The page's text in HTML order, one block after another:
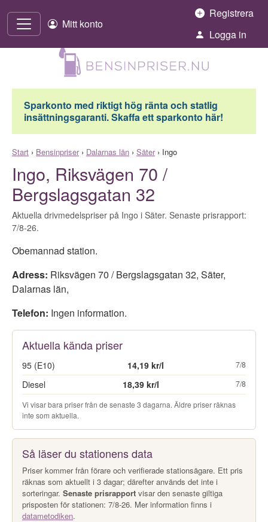
Mitt konto
Registrera
Logga in
Sparkonto med riktigt hög ränta och statlig
insättningsgaranti. Skaffa ett sparkonto här!
Start › Bensinpriser› Dalarnas län › Säter› Ingo
Ingo, Riksvägen 70 /
Bergslagsgatan 32
Aktuella drivmedelspriser på Ingo i Säter. Senaste prisrapport:
7/8-26.
Obemannad station.
Adress: Riksvägen 70 / Bergslagsgatan 32, Säter,
Dalarnas län,
Telefon: Ingen information.
Aktuella kända priser
95 (E10) 14,19 kr/l 7/8
Diesel 18,39 kr/l 7/8
Vi visar bara priser från de senaste 3 dagarna. Äldre priser räknas
inte som aktuella.
Så läser du stationens data
Priser kommer från förare och verifierade stationsägare. Ett pris
räknas som aktuellt i 3 dagar; därefter används det inte i
sorteringar. Senaste prisrapport visar den senaste giltiga
prisposten för stationen: 7/8-26. Mer information finns i
datametodiken.